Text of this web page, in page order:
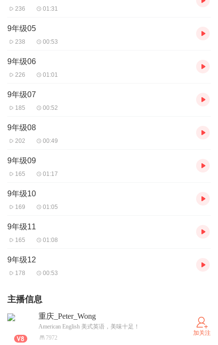
236 01:31
9年级05
238 00:53
9年级06
226 01:01
9年级07
185 00:52
9年级08
202 00:49
9年级09
165 01:17
9年级10
169 01:05
9年级11
165 01:08
9年级12
178 00:53
主播信息
重庆_Peter_Wong
American English 美式英语，美味十足！
7972
加关注